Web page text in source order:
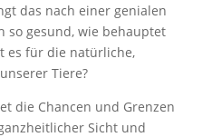
das nach einer genialen
so gesund, wie behauptet
es für die natürliche,
Tiere?
die Chancen und Grenzen
Sicht und